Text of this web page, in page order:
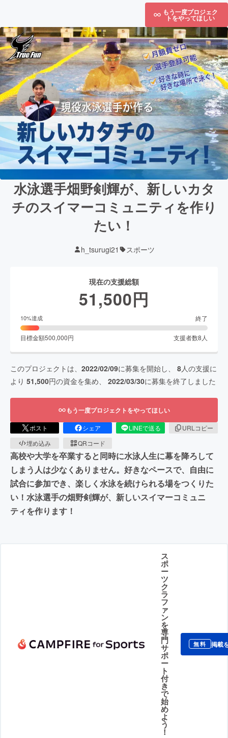
もう一度プロジェク
トをやってほしい
水泳選手畑野剣輝が、新しいカタ
チのスイマーコミュニティを作り
たい！
h_tsurugi21 スポーツ
現在の支援総額
51,500円
10%達成 終了
目標金額500,000円 支援者数8 人
このプロジェクトは、 2022/02/09に募集を開始し、 8人の支援に
より 51,500円の資金を集め、 2022/03/30に募集を終了しました
もう一度プロジェクトをやってほしい
ポスト シェア LINEで送る
URLコピー
埋め込み
QRコード
高校や大学を卒業すると同時に水泳人生に幕を降ろして
しまう人は少なくありません。好きなペースで、自由に
試合に参加でき、楽しく水泳を続けられる場をつくりた
い！水泳選手の畑野剣輝が、新しいスイマーコミュニ
ティを作ります！
ス
ポ
ー
ツ
ク
ラ
フ
ァ
ン
を
専
門
サ
ポ
ー
ト
付
き
で
始
め
よ
う
！
無料 掲載